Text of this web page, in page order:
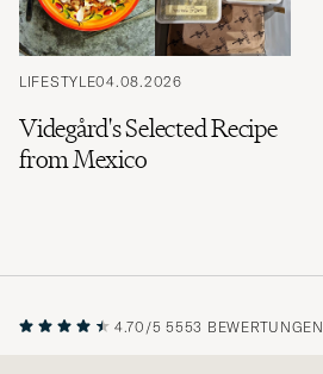
LIFESTYLE04.08.2026
Videgård's Selected Recipe
from Mexico
4.70/5 5553 BEWERTUNGEN